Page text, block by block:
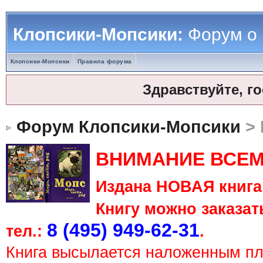
Клопсики-Мопсики:Форум о
Клопсики-Мопсики Правила форума
Здравствуйте,
Форум Клопсики-Мопсики >
ВНИМАНИЕ
Издана НОВАЯ
Книгу можно
тел.: 8 (495) 949-62-31.
Книга высылается наложенным